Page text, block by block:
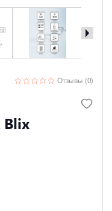
Отзывы (0)
Blix